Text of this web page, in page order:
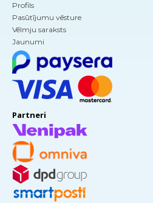
Profils
Pasūtījumu vēsture
Vēlmju saraksts
Jaunumi
Partneri